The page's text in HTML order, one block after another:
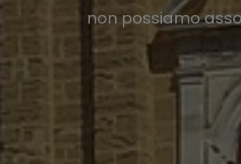
non possiamo